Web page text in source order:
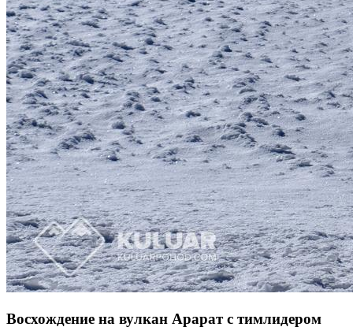
Восхождение на вулкан Арарат с тимлидером